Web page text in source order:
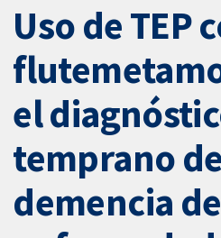
Uso de TEP
el
temprano
demencia